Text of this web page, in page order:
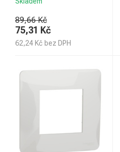
89,66 Kč
75,31 Kč
62,24 Kč bez DPH